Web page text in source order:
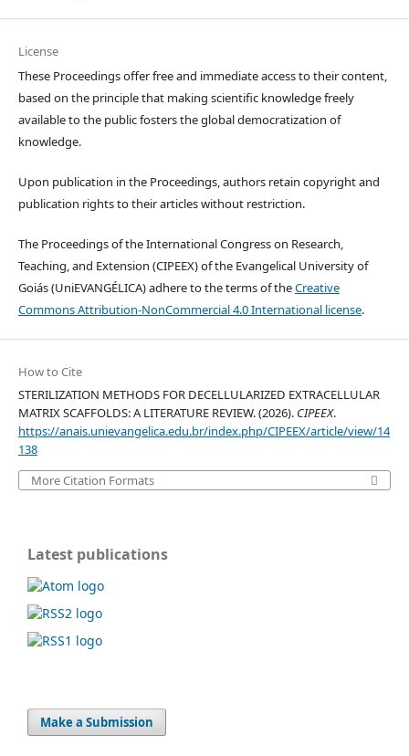
License
These Proceedings offer free and immediate access to their content,
based on the principle that making scientific knowledge freely
available to the public fosters the global democratization of
knowledge.
Upon publication in the Proceedings, authors retain copyright and
publication rights to their articles without restriction.
The Proceedings of the International Congress on Research,
Teaching, and Extension (CIPEEX) of the Evangelical University of
Goiás (UniEVANGÉLICA) adhere to the terms of theCreative
Commons Attribution-NonCommercial 4.0 International license.
How to Cite
STERILIZATION METHODS FOR DECELLULARIZED EXTRACELLULAR
MATRIX SCAFFOLDS: A LITERATURE REVIEW. (2026). CIPEEX.
https://anais.unievangelica.edu.br/index.php/CIPEEX/article/view/14
138
More Citation Formats
Latest publications
Make a Submission